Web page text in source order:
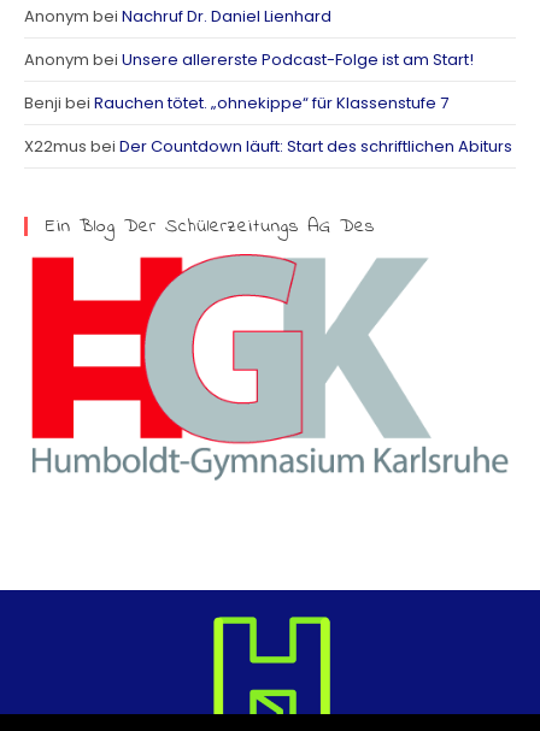
a
m
Anonym bei Nachruf Dr. Daniel Lienhard
Anonym bei Unsere allererste Podcast-Folge ist am Start!
Benji bei Rauchen tötet. „ohnekippe“ für Klassenstufe 7
X22mus bei Der Countdown läuft: Start des schriftlichen Abiturs
Ein Blog Der Schülerzeitungs AG Des